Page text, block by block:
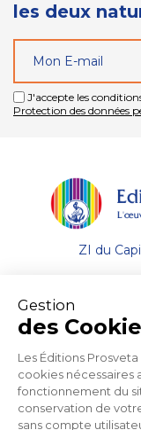
Gestion
des
Les Éditions
cookies nécessaires
fonctionnement du
conservation de
sans compte
les deux
J'accepte les
Protection des données
ZI du
A propos